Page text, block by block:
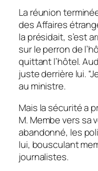
La réunion
des Affaires
la présidait, s’est
sur le perron de
quittant l’hôtel.
juste derrière lui.
au ministre.
Mais la sécurité a
M. Membe vers sa
abandonné, les
lui, bousculant
journalistes.